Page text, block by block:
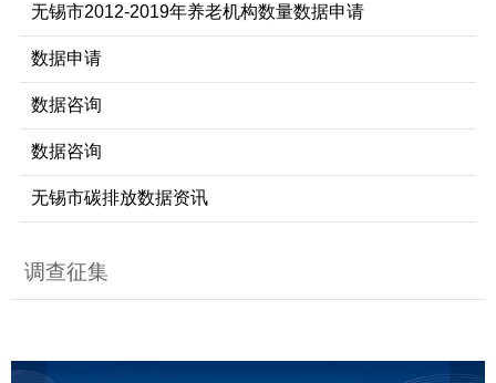
无锡市2012-2019年养老机构数量数据申请
数据申请
数据咨询
数据咨询
无锡市碳排放数据资讯
调查征集